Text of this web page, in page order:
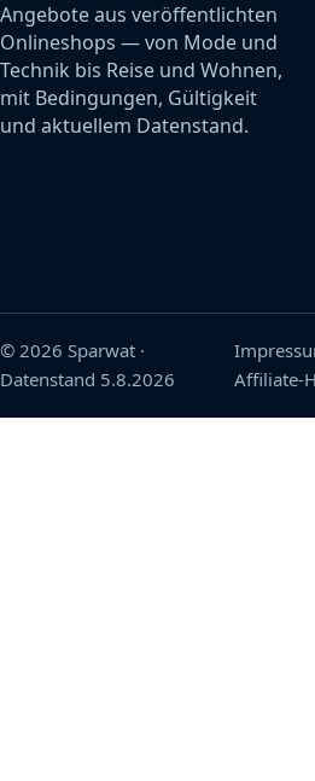
Angebote aus veröffentlichten
Onlineshops — von Mode und
Technik bis Reise und Wohnen,
mit Bedingungen, Gültigkeit
und aktuellem Datenstand.
© 2026 Sparwat ·
Datenstand 5.8.2026
Affiliate-